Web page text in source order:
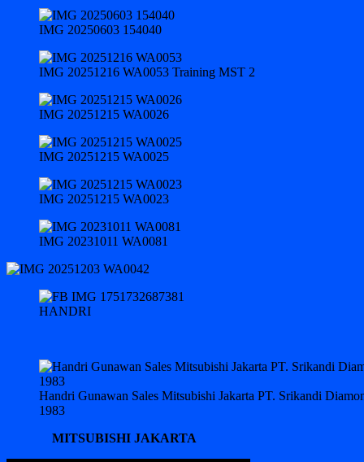
IMG 20250603 154040
IMG 20251216 WA0053 Training MST 2
IMG 20251215 WA0026
IMG 20251215 WA0025
IMG 20251215 WA0023
IMG 20231011 WA0081
HANDRI
Handri Gunawan Sales Mitsubishi Jakarta PT. Srikandi
1983
MITSUBISHI JAKARTA